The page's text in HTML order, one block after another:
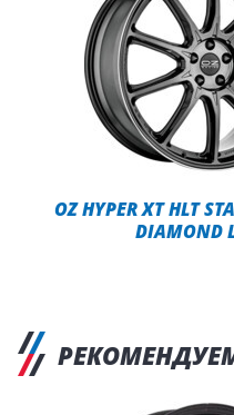
OZ HYPER XT HLT
DIAMOND